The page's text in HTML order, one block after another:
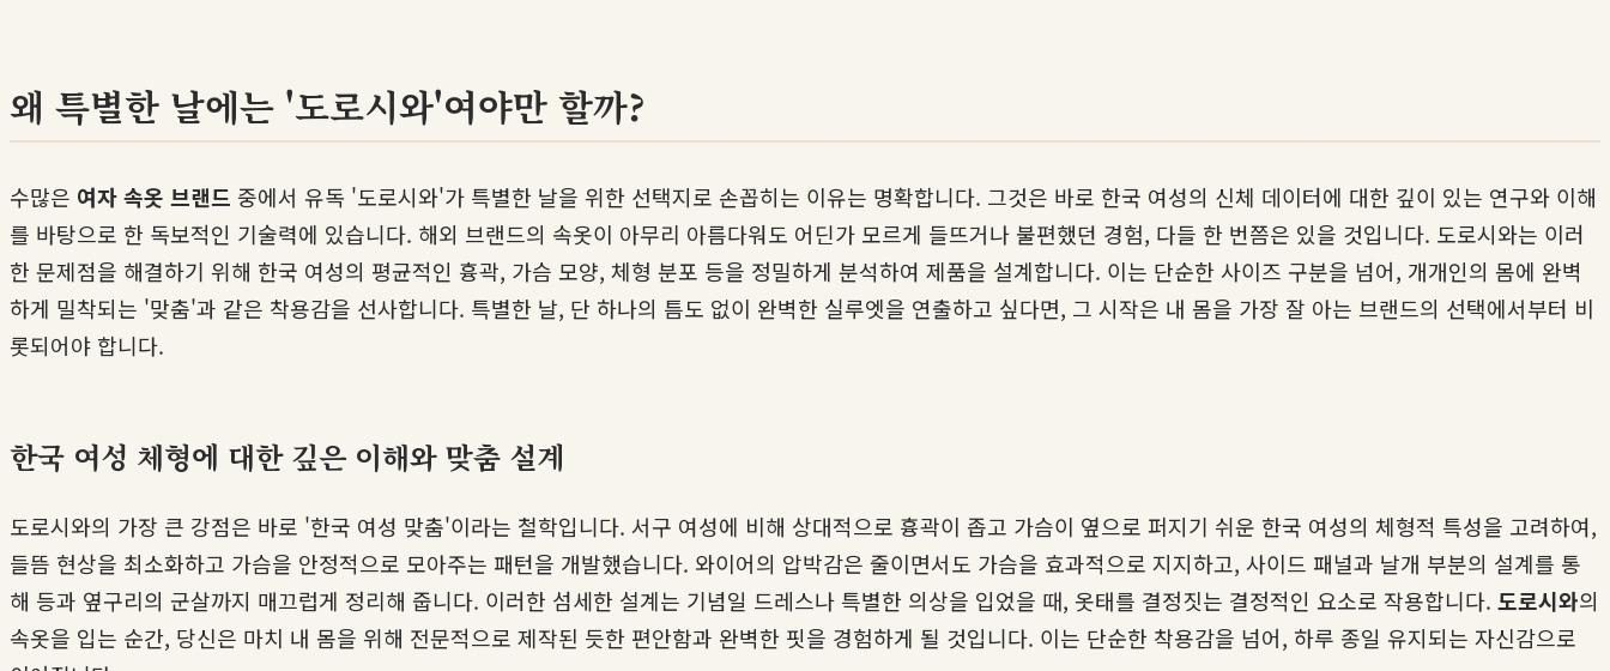
왜 특별한 날에는 '도로시와'여야만 할까?
수많은 여자 속옷 브랜드 중에서 유독 '도로시와'가 특별한 날을 위한 선택지로 손꼽히는 이유는 명확합니다. 그것은 바로 한국 여성의 신체 데이터에 대한 깊이 있는 연구와 이해
를 바탕으로 한 독보적인 기술력에 있습니다. 해외 브랜드의 속옷이 아무리 아름다워도 어딘가 모르게 들뜨거나 불편했던 경험, 다들 한 번쯤은 있을 것입니다. 도로시와는 이러
한 문제점을 해결하기 위해 한국 여성의 평균적인 흉곽, 가슴 모양, 체형 분포 등을 정밀하게 분석하여 제품을 설계합니다. 이는 단순한 사이즈 구분을 넘어, 개개인의 몸에 완벽
하게 밀착되는 '맞춤'과 같은 착용감을 선사합니다. 특별한 날, 단 하나의 틈도 없이 완벽한 실루엣을 연출하고 싶다면, 그 시작은 내 몸을 가장 잘 아는 브랜드의 선택에서부터 비
롯되어야 합니다.
한국 여성 체형에 대한 깊은 이해와 맞춤 설계
도로시와의 가장 큰 강점은 바로 '한국 여성 맞춤'이라는 철학입니다. 서구 여성에 비해 상대적으로 흉곽이 좁고 가슴이 옆으로 퍼지기 쉬운 한국 여성의 체형적 특성을 고려하여,
들뜸 현상을 최소화하고 가슴을 안정적으로 모아주는 패턴을 개발했습니다. 와이어의 압박감은 줄이면서도 가슴을 효과적으로 지지하고, 사이드 패널과 날개 부분의 설계를 통
해 등과 옆구리의 군살까지 매끄럽게 정리해 줍니다. 이러한 섬세한 설계는 기념일 드레스나 특별한 의상을 입었을 때, 옷태를 결정짓는 결정적인 요소로 작용합니다. 도로시와의
속옷을 입는 순간, 당신은 마치 내 몸을 위해 전문적으로 제작된 듯한 편안함과 완벽한 핏을 경험하게 될 것입니다. 이는 단순한 착용감을 넘어, 하루 종일 유지되는 자신감으로